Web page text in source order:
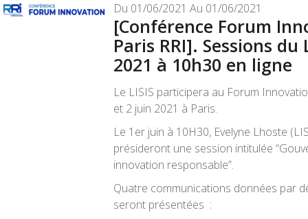
Du 01/06/2021 Au 01/06/2021
[Conférence Forum
Paris RRI]. Sessions du
2021 à 10h30 en ligne
Le LISIS participera au Forum
et 2 juin 2021 à Paris.
Le 1er juin à 10H30, Evelyne Lhoste
présideront une session intitulée
innovation responsable”.
Quatre communications données par
seront présentées :